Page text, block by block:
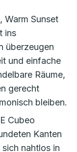
Warm Sunset
ins
überzeugen
und einfache
Räume,
gerecht
bleiben.
Cubeo
Kanten
nahtlos in